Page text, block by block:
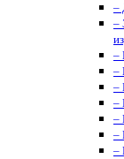
–
–
–
–
–
–
–
–
–